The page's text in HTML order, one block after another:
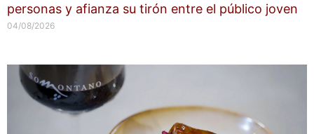
personas y afianza su tirón entre el público joven
04/08/2026